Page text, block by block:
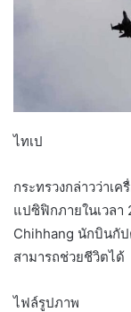
ไทเป
กระทรวงกล่าวว่าเ
แปซิฟิกภายในเวล
Chihhang นักบินกั
สามารถช่วยชีวิตได้
ไฟล์รูปภาพ